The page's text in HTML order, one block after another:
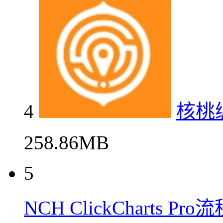
4
核桃
258.86MB
5
NCH ClickCharts Pro